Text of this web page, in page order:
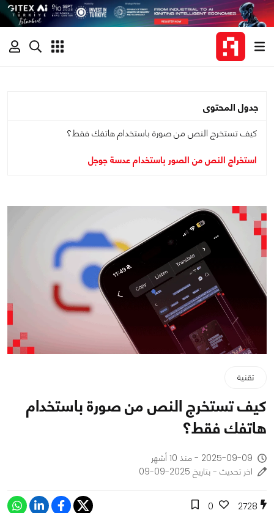
جدول المحتوى
كيف تستخرج النص من صورة باستخدام هاتفك فقط؟
استخراج النص من الصور باستخدام عدسة جوجل
تقنية
كيف تستخرج النص من صورة باستخدام
هاتفك فقط؟
2025-09-09 - منذ 10 أشهر
اخر تحديث - بتاريخ 2025-09-09
2728
0